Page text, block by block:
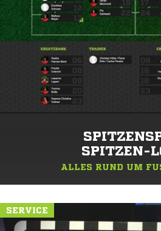
SPITZEN-
ALLES RUND UM
SERVICE